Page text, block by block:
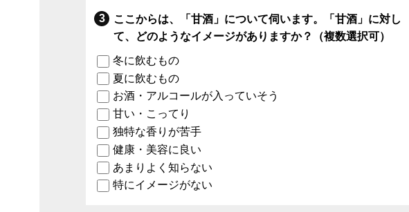
ここからは、「甘酒」について伺います。「甘酒」に対し
て、どのようなイメージがありますか？（複数選択可）
冬に飲むもの
夏に飲むもの
お酒・アルコールが入っていそう
甘い・こってり
独特な香りが苦手
健康・美容に良い
あまりよく知らない
特にイメージがない